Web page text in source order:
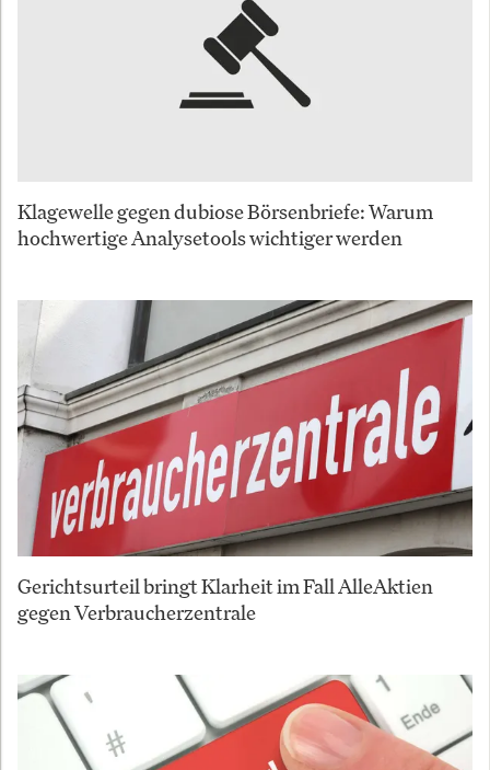
Klagewelle gegen dubiose Börsenbriefe: Warum
hochwertige Analysetools wichtiger werden
Gerichtsurteil bringt Klarheit im Fall AlleAktien
gegen Verbraucherzentrale